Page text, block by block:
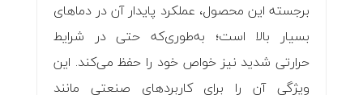
برجسته این محصول، عملکرد پایدار آن در دماهای
بسیار بالا است؛ به‌طوری‌که حتی در شرایط
حرارتی شدید نیز خواص خود را حفظ می‌کند. این
ویژگی آن را برای کاربردهای صنعتی مانند